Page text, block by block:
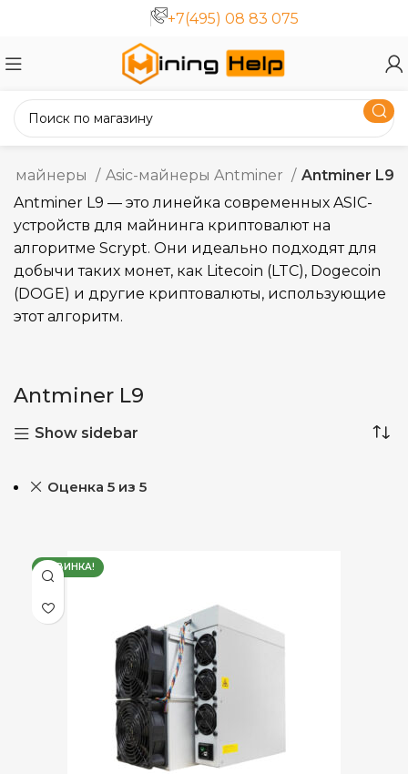
+7(495) 08 83 075
майнеры Asic-майнеры Antminer
Antminer L9
Antminer L9 — это линейка современных ASIC-
устройств для майнинга криптовалют на
алгоритме Scrypt. Они идеально подходят для
добычи таких монет, как Litecoin (LTC), Dogecoin
(DOGE) и другие криптовалюты, использующие
этот алгоритм.
Antminer L9
Show sidebar
Оценка 5 из 5
НОВИНКА!